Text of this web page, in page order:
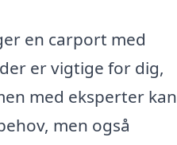
en carport med
er vigtige for dig,
med eksperter kan
men også